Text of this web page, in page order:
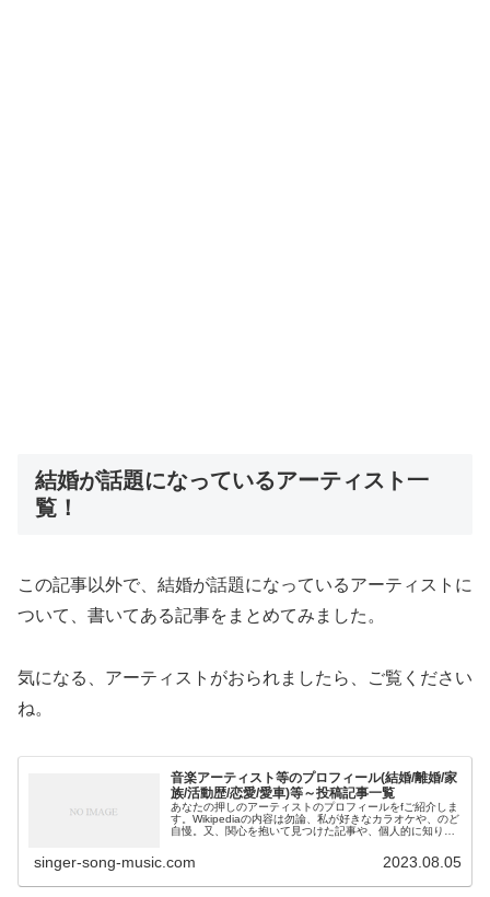
結婚が話題になっているアーティスト一
覧！
この記事以外で、結婚が話題になっているアーティストに
ついて、書いてある記事をまとめてみました。
気になる、アーティストがおられましたら、ご覧ください
ね。
音楽アーティスト等のプロフィール(結婚/離婚/家
族/活動歴/恋愛/愛車)等～投稿記事一覧
あなたの押しのアーティストのプロフィールをfご紹介しま
す。Wikipediaの内容は勿論、私が好きなカラオケや、のど
自慢。又、関心を抱いて見つけた記事や、個人的に知り得
singer-song-music.com 2023.08.05